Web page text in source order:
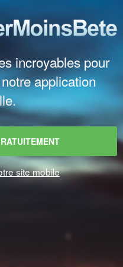
incroyables pour
application
site mobile